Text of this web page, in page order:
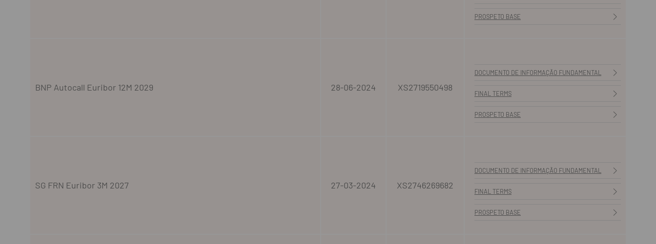
PROSPETO BASE
BNP Autocall Euribor 12M 2029 28-06-2024 XS2719550498
DOCUMENTO DE INFORMAÇÃO FUNDAMENTAL
FINAL TERMS
PROSPETO BASE
SG FRN Euribor 3M 2027 27-03-2024 XS2746269682
DOCUMENTO DE INFORMAÇÃO FUNDAMENTAL
FINAL TERMS
PROSPETO BASE